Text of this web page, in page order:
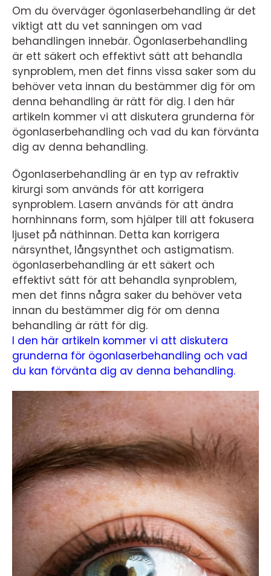
Om du överväger ögonlaserbehandling är det
viktigt att du vet sanningen om vad
behandlingen innebär. Ögonlaserbehandling
är ett säkert och effektivt sätt att behandla
synproblem, men det finns vissa saker som du
behöver veta innan du bestämmer dig för om
denna behandling är rätt för dig. I den här
artikeln kommer vi att diskutera grunderna för
ögonlaserbehandling och vad du kan förvänta
dig av denna behandling.
Ögonlaserbehandling är en typ av refraktiv
kirurgi som används för att korrigera
synproblem. Lasern används för att ändra
hornhinnans form, som hjälper till att fokusera
ljuset på näthinnan. Detta kan korrigera
närsynthet, långsynthet och astigmatism.
ögonlaserbehandling är ett säkert och
effektivt sätt för att behandla synproblem,
men det finns några saker du behöver veta
innan du bestämmer dig för om denna
behandling är rätt för dig.
I den här artikeln kommer vi att diskutera
grunderna för ögonlaserbehandling och vad
du kan förvänta dig av denna behandling.